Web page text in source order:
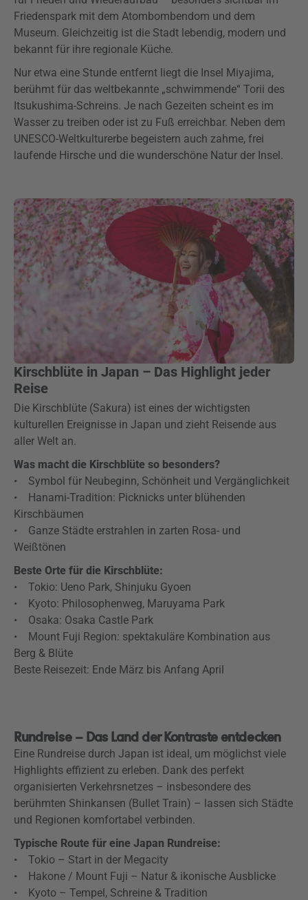
Friedenspark mit dem Atombombendom und dem
Museum. Gleichzeitig ist die Stadt lebendig, modern und
bekannt für ihre regionale Küche.
Nur etwa eine Stunde entfernt liegt die Insel Miyajima,
berühmt für das weltbekannte „schwimmende“ Torii des
Itsukushima-Schreins. Je nach Gezeiten scheint es im
Wasser zu treiben oder ist zu Fuß erreichbar. Neben dem
UNESCO-Weltkulturerbe begeistern auch zahme, frei
laufende Hirsche und die wunderschöne Natur der Insel.
Kirschblüte in Japan – Das Highlight jeder
Reise
Die Kirschblüte (Sakura) ist eines der wichtigsten
kulturellen Ereignisse in Japan und zieht Reisende aus
aller Welt an.
Was macht die Kirschblüte so besonders?
• Symbol für Neubeginn, Schönheit und Vergänglichkeit
• Hanami-Tradition: Picknicks unter blühenden
Kirschbäumen
• Ganze Städte erstrahlen in zarten Rosa- und
Weißtönen
Beste Orte für die Kirschblüte:
• Tokio: Ueno Park, Shinjuku Gyoen
• Kyoto: Philosophenweg, Maruyama Park
• Osaka: Osaka Castle Park
• Mount Fuji Region: spektakuläre Kombination aus
Berg & Blüte
Beste Reisezeit: Ende März bis Anfang April
Rundreise – Das Land der Kontraste entdecken
Eine Rundreise durch Japan ist ideal, um möglichst viele
Highlights effizient zu erleben. Dank des perfekt
organisierten Verkehrsnetzes – insbesondere des
berühmten Shinkansen (Bullet Train) – lassen sich Städte
und Regionen komfortabel verbinden.
Typische Route für eine Japan Rundreise:
• Tokio – Start in der Megacity
• Hakone / Mount Fuji – Natur & ikonische Ausblicke
• Kyoto – Tempel, Schreine & Tradition